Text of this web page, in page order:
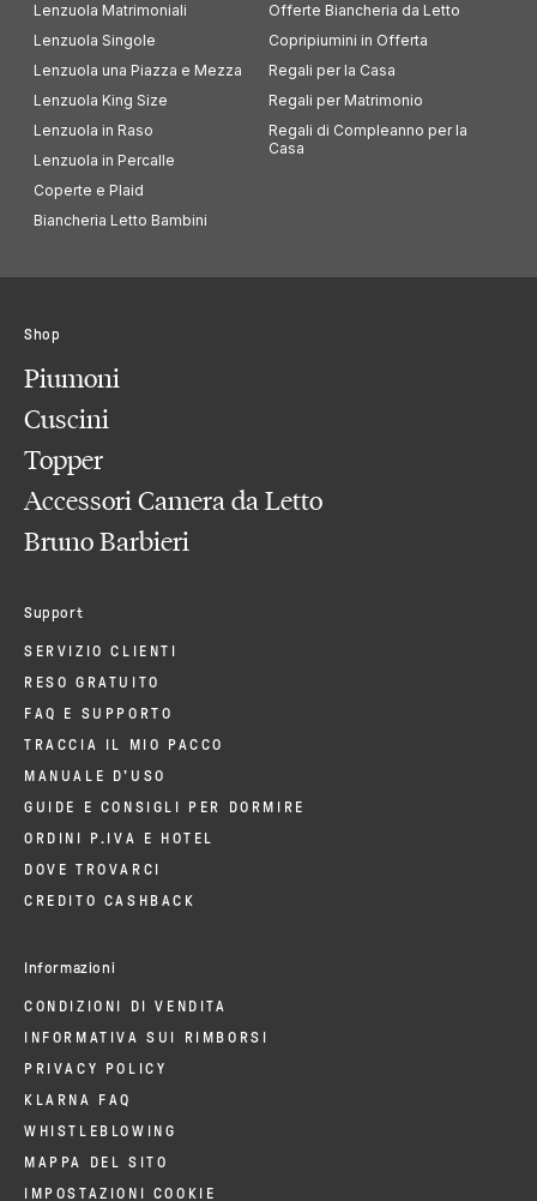
Lenzuola Matrimoniali
Lenzuola Singole
Lenzuola una Piazza e Mezza
Lenzuola King Size
Lenzuola in Raso
Lenzuola in Percalle
Coperte e Plaid
Biancheria Letto Bambini
Offerte Biancheria da Letto
Copripiumini in Offerta
Regali per la Casa
Regali per Matrimonio
Regali di Compleanno per la
Casa
Shop
Piumoni
Cuscini
Topper
Accessori Camera da Letto
Bruno Barbieri
Support
SERVIZIO CLIENTI
RESO GRATUITO
FAQ E SUPPORTO
TRACCIA IL MIO PACCO
MANUALE D'USO
GUIDE E CONSIGLI PER DORMIRE
ORDINI P.IVA E HOTEL
DOVE TROVARCI
CREDITO CASHBACK
Informazioni
CONDIZIONI DI VENDITA
INFORMATIVA SUI RIMBORSI
PRIVACY POLICY
KLARNA FAQ
WHISTLEBLOWING
MAPPA DEL SITO
IMPOSTAZIONI COOKIE